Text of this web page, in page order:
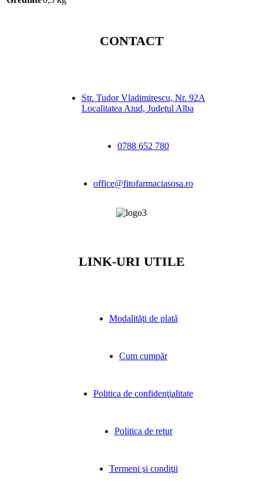
CONTACT
Str. Tudor Vladimirescu, Nr. 92A
Localitatea Aiud, Judeţul Alba
0788 652 780
office@fitofarmaciasosa.ro
LINK-URI UTILE
Modalităţi de plată
Cum cumpăr
Politica de confidenţialitate
Politica de retur
Termeni şi condiţii